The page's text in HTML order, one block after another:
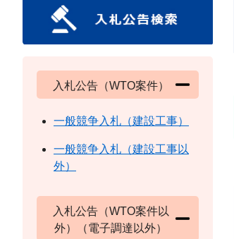
入札公告（WTO案件）
一般競争入札（建設工事）
一般競争入札（建設工事以
外）
入札公告（WTO案件以
外）（電子調達以外）